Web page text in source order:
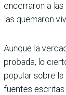
encerraron a
las quemaron
Aunque la
probada, lo
popular sobre
fuentes escritas